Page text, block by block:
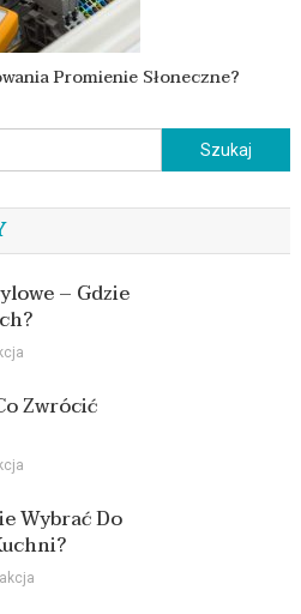
Promienie Słoneczne?
Szukaj:
– Gdzie
Zwrócić
Wybrać Do